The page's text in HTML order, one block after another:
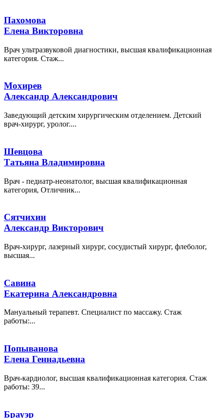
Пахомова
Елена Викторовна
Врач ультразвуковой диагностики, высшая квалификационная
категория. Стаж...
Мохирев
Александр Александрович
Заведующий детским хирургическим отделением. Детский
врач-хирург, уролог....
Шевцова
Татьяна Владимировна
Врач - педиатр-неонатолог, высшая квалификационная
категория, Отличник...
Сятчихин
Александр Викторович
Врач-хирург, лазерный хирург, сосудистый хирург, флеболог,
высшая...
Савина
Екатерина Александровна
Мануальный терапевт. Специалист по массажу. Стаж
работы:...
Попыванова
Елена Геннадьевна
Врач-кардиолог, высшая квалификационная категория. Стаж
работы: 39...
Брауэр